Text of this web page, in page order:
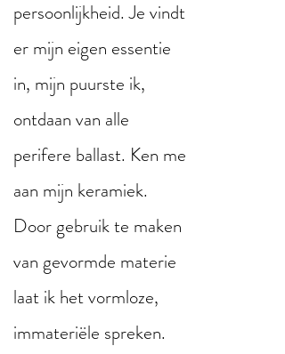
persoonlijkheid. Je vindt
er mijn eigen essentie
in, mijn puurste ik,
ontdaan van alle
perifere ballast. Ken me
aan mijn keramiek.
Door gebruik te maken
van gevormde materie
laat ik het vormloze,
immateriële spreken.